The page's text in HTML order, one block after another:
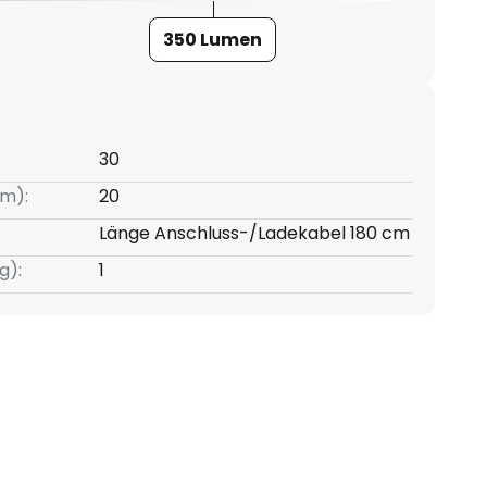
350 Lumen
30
20
Länge Anschluss-/Ladekabel 180 cm
1